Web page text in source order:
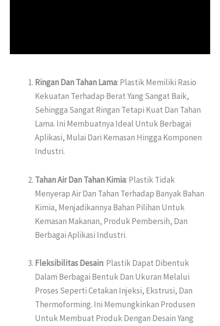
Ringan Dan Tahan Lama: Plastik Memiliki Rasio
Kekuatan Terhadap Berat Yang Sangat Baik,
Sehingga Sangat Ringan Tetapi Kuat Dan Tahan
Lama. Ini Membuatnya Ideal Untuk Berbagai
Aplikasi, Mulai Dari Kemasan Hingga Komponen
Industri.
Tahan Air Dan Tahan Kimia: Plastik Tidak
Menyerap Air Dan Tahan Terhadap Banyak Bahan
Kimia, Menjadikannya Bahan Pilihan Untuk
Kemasan Makanan, Produk Pembersih, Dan
Berbagai Aplikasi Industri.
Fleksibilitas Desain: Plastik Dapat Dibentuk
Dalam Berbagai Bentuk Dan Ukuran Melalui
Proses Seperti Cetakan Injeksi, Ekstrusi, Dan
Thermoforming. Ini Memungkinkan Produsen
Untuk Membuat Produk Dengan Desain Yang